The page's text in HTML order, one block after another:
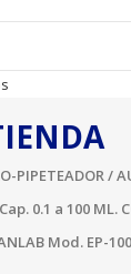
PIPETEADOR /
0.1 a 100 ML.
Mod. EP-